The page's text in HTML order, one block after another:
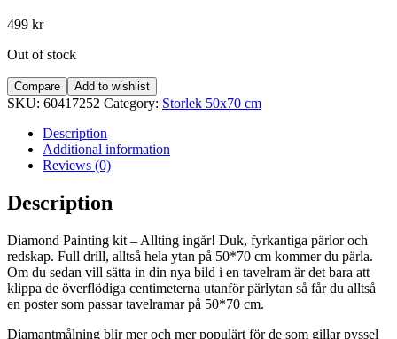
499 kr
Out of stock
Compare Add to wishlist
SKU: 60417252 Category: Storlek 50x70 cm
Description
Additional information
Reviews (0)
Description
Diamond Painting kit – Allting ingår! Duk, fyrkantiga pärlor och
redskap. Full drill, alltså hela ytan på 50*70 cm kommer du pärla.
Om du sedan vill sätta in din nya bild i en tavelram är det bara att
klippa de överflödiga centimeterna utanför pärlytan så får du alltså
en poster som passar tavelramar på 50*70 cm.
Diamantmålning blir mer och mer populärt för de som gillar pyssel